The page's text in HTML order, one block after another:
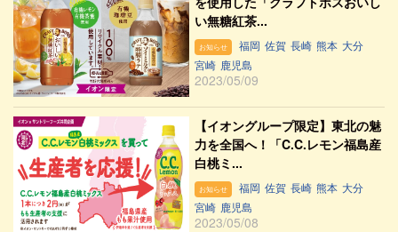
い無糖紅茶...
お知らせ 福岡 佐賀 長崎 熊本 大分
宮崎 鹿児島
2023/05/09
【イオングループ限定】東北の魅
力を全国へ！「C.C.レモン福島産
白桃ミ...
お知らせ 福岡 佐賀 長崎 熊本 大分
宮崎 鹿児島
2023/05/08